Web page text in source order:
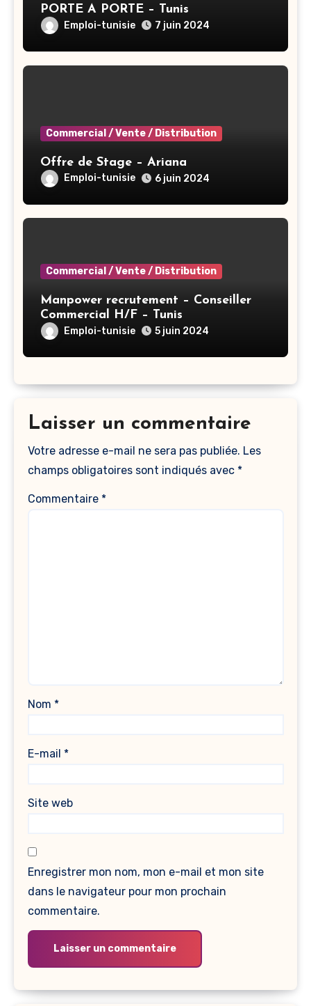
PORTE A PORTE – Tunis
Emploi-tunisie 7 juin 2024
Commercial / Vente / Distribution
Offre de Stage – Ariana
Emploi-tunisie 6 juin 2024
Commercial / Vente / Distribution
Manpower recrutement – Conseiller
Commercial H/F – Tunis
Emploi-tunisie 5 juin 2024
Laisser un commentaire
Votre adresse e-mail ne sera pas publiée. Les
champs obligatoires sont indiqués avec *
Commentaire *
Nom *
E-mail *
Site web
Enregistrer mon nom, mon e-mail et mon site
dans le navigateur pour mon prochain
commentaire.